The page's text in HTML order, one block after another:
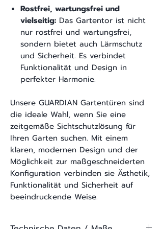
Rostfrei, wartungsfrei und
vielseitig: Das Gartentor ist nicht
nur rostfrei und wartungsfrei,
sondern bietet auch Lärmschutz
und Sicherheit. Es verbindet
Funktionalität und Design in
perfekter Harmonie.
Unsere GUARDIAN Gartentüren sind
die ideale Wahl, wenn Sie eine
zeitgemäße Sichtschutzlösung für
Ihren Garten suchen. Mit einem
klaren, modernen Design und der
Möglichkeit zur maßgeschneiderten
Konfiguration verbinden sie Ästhetik,
Funktionalität und Sicherheit auf
beeindruckende Weise.